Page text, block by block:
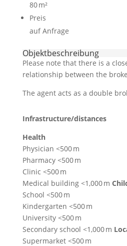
80 m²
Preis
auf Anfrage
Objekt­beschreibung
Please note that there is a
relationship between the
The agent acts as a double
Infrastructure/distances
Health
Physician <500 m
Pharmacy <500 m
Clinic <500 m
Medical building <1,000 m
School <500 m
Kindergarten <500 m
University <500 m
Secondary school <1,000 m
Supermarket <500 m